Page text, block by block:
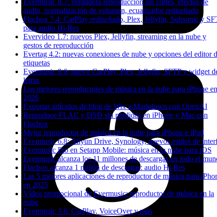
Evermusic 8.7: verdadera reproducción sin cortes, efectos de
audio, normalización de volumen, ecualizador rediseñado
Flacbox 7.4: CarPlay rediseñado, Plex, Jellyfin, Subsonic y
para audio Hi-Res
Evervideo 1.7: nuevos Plex, Jellyfin, streaming en la nube y
gestos de reproducción
Evertag 4.2: nuevas conexiones de nube y opciones del editor
etiquetas
Evermusic 8.6: nuevo CarPlay, Plex, Jellyfin, SFTP y widget
letras
Los mejores reproductores de música en la nube para iPhone en
2026
Exportar artículos de blog de Wix a Markdown con OpenAI
Reproduce FLAC y DSD sin pérdidas en iPhone y Mac con
Flacbox
Mejor reproductor de música en la nube para iPhone e iPad
Evermusic 6.8: Aliyun Drive, Synology, nuevos estilos de
Evermusic Pro en Setapp Mobile: música en la nube para iOS
Evermusic alcanza los 11 millones de descargas en todo el
Flacbox alcanza 1 millón de descargas: audio Hi-Res
Las 5 mejores aplicaciones de reproductor de música para
en 2025
Vídeo promocional de Evermusic: reproductor de música en la
nube
Evermusic 3.6: CarPlay, VoiceOver y más